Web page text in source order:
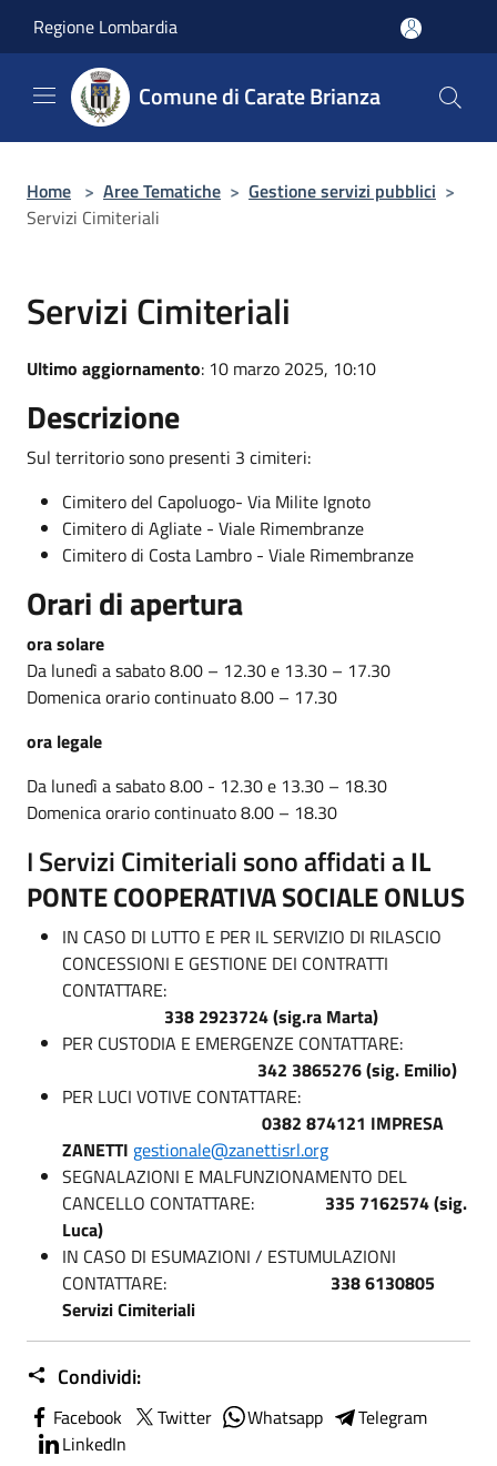
Regione Lombardia
Comune di Carate Brianza
Home > Aree Tematiche > Gestione servizi pubblici >
Servizi Cimiteriali
Servizi Cimiteriali
Ultimo aggiornamento: 10 marzo 2025, 10:10
Descrizione
Sul territorio sono presenti 3 cimiteri:
Cimitero del Capoluogo- Via Milite Ignoto
Cimitero di Agliate - Viale Rimembranze
Cimitero di Costa Lambro - Viale Rimembranze
Orari di apertura
ora solare
Da lunedì a sabato 8.00 – 12.30 e 13.30 – 17.30
Domenica orario continuato 8.00 – 17.30
ora legale
Da lunedì a sabato 8.00 - 12.30 e 13.30 – 18.30
Domenica orario continuato 8.00 – 18.30
I Servizi Cimiteriali sono affidati aIL
PONTE COOPERATIVA SOCIALE ONLUS
IN CASO DI LUTTO E PER IL SERVIZIO DI RILASCIO
CONCESSIONI E GESTIONE DEI CONTRATTI
CONTATTARE:
338 2923724 (sig.ra Marta)
PER CUSTODIA E EMERGENZE CONTATTARE:
342 3865276 (sig. Emilio)
PER LUCI VOTIVE CONTATTARE:
0382 874121 IMPRESA
ZANETTI gestionale@zanettisrl.org
SEGNALAZIONI E MALFUNZIONAMENTO DEL
CANCELLO CONTATTARE: 335 7162574 (sig.
Luca)
IN CASO DI ESUMAZIONI / ESTUMULAZIONI
CONTATTARE: 338 6130805
Servizi Cimiteriali
Condividi:
Facebook Twitter Whatsapp
Telegram
LinkedIn